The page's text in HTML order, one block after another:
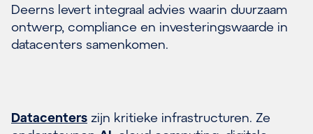
Deerns levert integraal advies waarin duurzaam
ontwerp, compliance en investeringswaarde in
datacenters samenkomen.
Datacenters zijn kritieke infrastructuren. Ze